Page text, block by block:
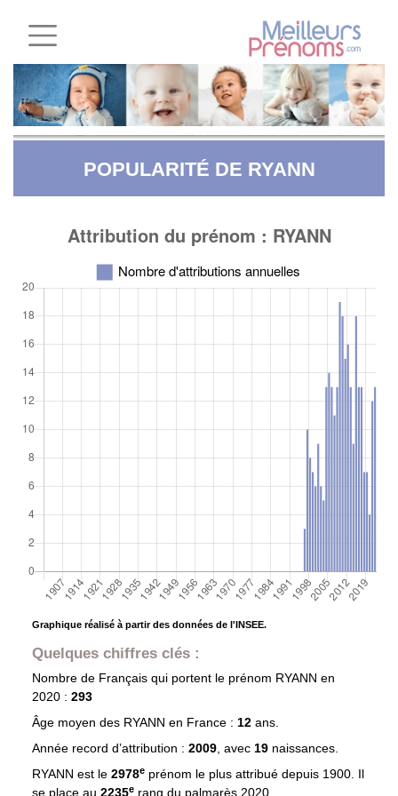
POPULARITÉ DE RYANN
Graphique réalisé à partir des données de l'INSEE.
Quelques chiffres clés :
Nombre de Français qui portent le prénom RYANN en
2020 : 293
Âge moyen des RYANN en France : 12 ans.
Année record d’attribution : 2009, avec 19 naissances.
RYANN est le 2978eprénom le plus attribué depuis 1900. Il
se place au 2235e rang du palmarès 2020.